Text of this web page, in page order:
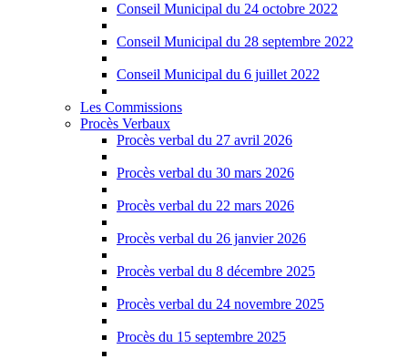
Conseil Municipal du 24 octobre 2022
Conseil Municipal du 28 septembre 2022
Conseil Municipal du 6 juillet 2022
Les Commissions
Procès Verbaux
Procès verbal du 27 avril 2026
Procès verbal du 30 mars 2026
Procès verbal du 22 mars 2026
Procès verbal du 26 janvier 2026
Procès verbal du 8 décembre 2025
Procès verbal du 24 novembre 2025
Procès du 15 septembre 2025